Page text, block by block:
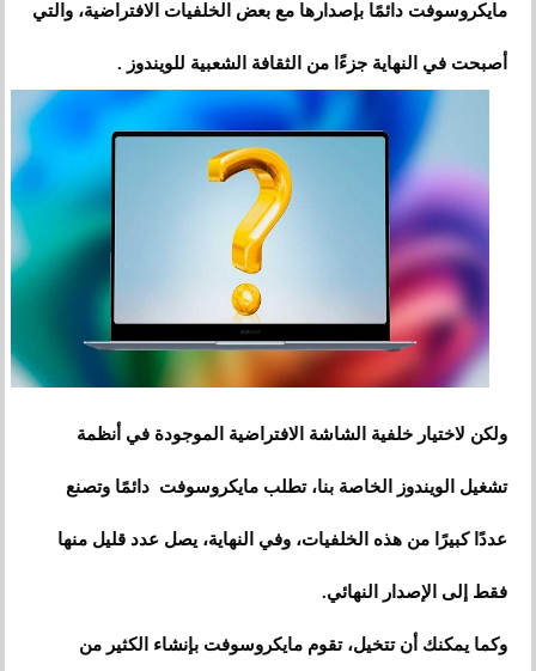
مايكروسوفت دائمًا بإصدارها مع بعض الخلفيات الافتراضية، والتي
أصبحت في النهاية جزءًا من الثقافة الشعبية للويندوز .
ولكن لاختيار خلفية الشاشة الافتراضية الموجودة في أنظمة
تشغيل الويندوز الخاصة بنا، تطلب مايكروسوفت دائمًا وتصنع
عددًا كبيرًا من هذه الخلفيات، وفي النهاية، يصل عدد قليل منها
فقط إلى الإصدار النهائي.
وكما يمكنك أن تتخيل، تقوم مايكروسوفت بإنشاء الكثير من